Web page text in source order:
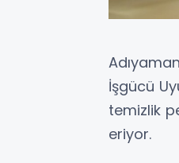
İşgücü
temizlik
eriyor.